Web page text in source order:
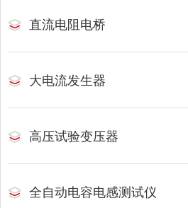
直流电阻电桥
大电流发生器
高压试验变压器
全自动电容电感测试仪